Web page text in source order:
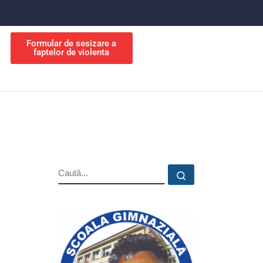
Formular de sesizare a
faptelor de violenta